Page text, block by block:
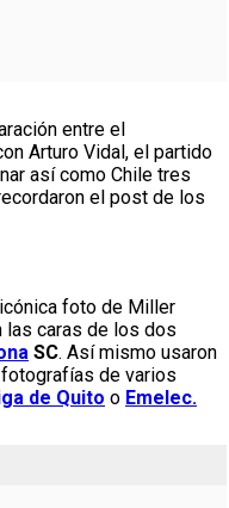
entre el
Arturo Vidal, el partido
así como Chile tres
el post de los
foto de Miller
las caras de los dos
SC. Así mismo usaron
de varios
de Quito o Emelec.